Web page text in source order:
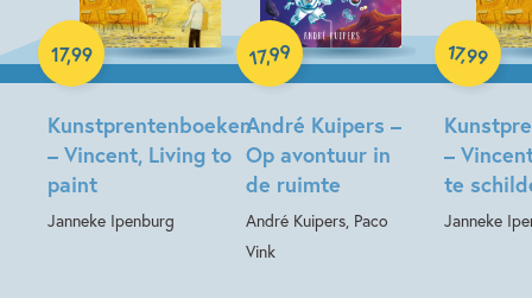
Kunstprentenboeken
– Vincent, Living to
paint
Janneke Ipenburg
17,99
Hardcover
André Kuipers –
Op avontuur in
de ruimte
André Kuipers, Paco
Vink
17,99
Hardcover
–
te
Janneke
17,99
Hardcover